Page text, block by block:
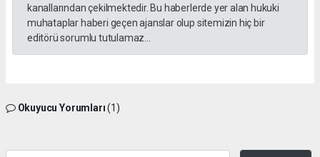
kanallarından çekilmektedir. Bu haberlerde yer alan hukuki
muhataplar haberi geçen ajanslar olup sitemizin hiç bir
editörü sorumlu tutulamaz...
Okuyucu Yorumları(1)